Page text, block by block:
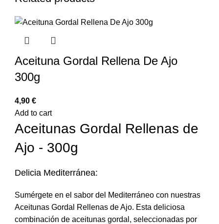
Aceituna Gordal Rellena De Ajo
300g
€
Add to cart
Aceitunas Gordal Rellenas de
Ajo - 300g
Delicia Mediterránea:
Sumérgete en el sabor del Mediterráneo con nuestras
Aceitunas Gordal Rellenas de Ajo. Esta deliciosa
combinación de aceitunas gordal, seleccionadas por